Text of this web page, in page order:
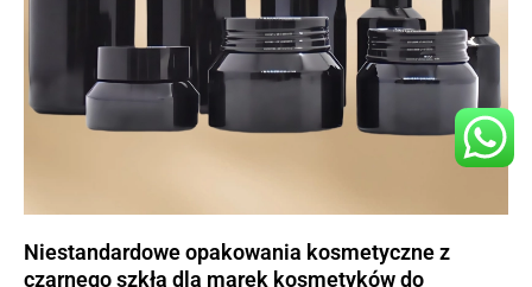
Niestandardowe opakowania kosmetyczne z
czarnego szkła dla marek kosmetyków do